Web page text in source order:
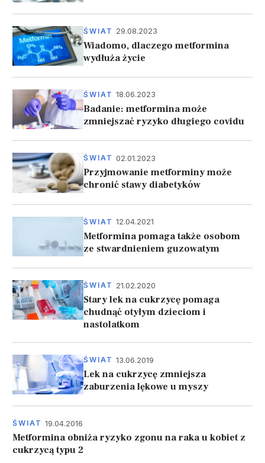
ŚWIAT 29.08.2023
Wiadomo, dlaczego metformina
wydłuża życie
ŚWIAT 18.06.2023
Badanie: metformina może
zmniejszać ryzyko długiego covidu
ŚWIAT 02.01.2023
Przyjmowanie metforminy może
chronić stawy diabetyków
ŚWIAT 12.04.2021
Metformina pomaga także osobom
ze stwardnieniem guzowatym
ŚWIAT 21.02.2020
Stary lek na cukrzycę pomaga
chudnąć otyłym dzieciom i
nastolatkom
ŚWIAT 13.06.2019
Lek na cukrzycę zmniejsza
zaburzenia lękowe u myszy
ŚWIAT 19.04.2016
Metformina obniża ryzyko zgonu na raka u kobiet z
cukrzycą typu 2